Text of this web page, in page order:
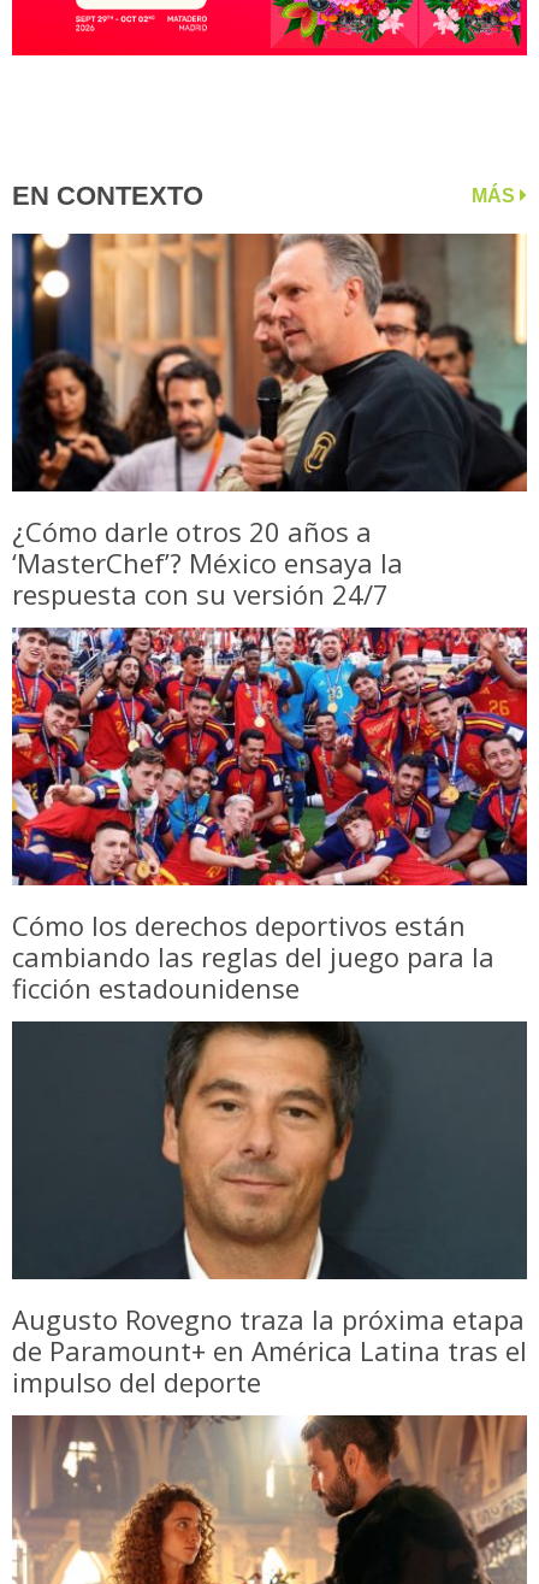
EN CONTEXTO MÁS
¿Cómo darle otros 20 años a
‘MasterChef’? México ensaya la
respuesta con su versión 24/7
Cómo los derechos deportivos están
cambiando las reglas del juego para la
ficción estadounidense
Augusto Rovegno traza la próxima etapa
de Paramount+ en América Latina tras el
impulso del deporte